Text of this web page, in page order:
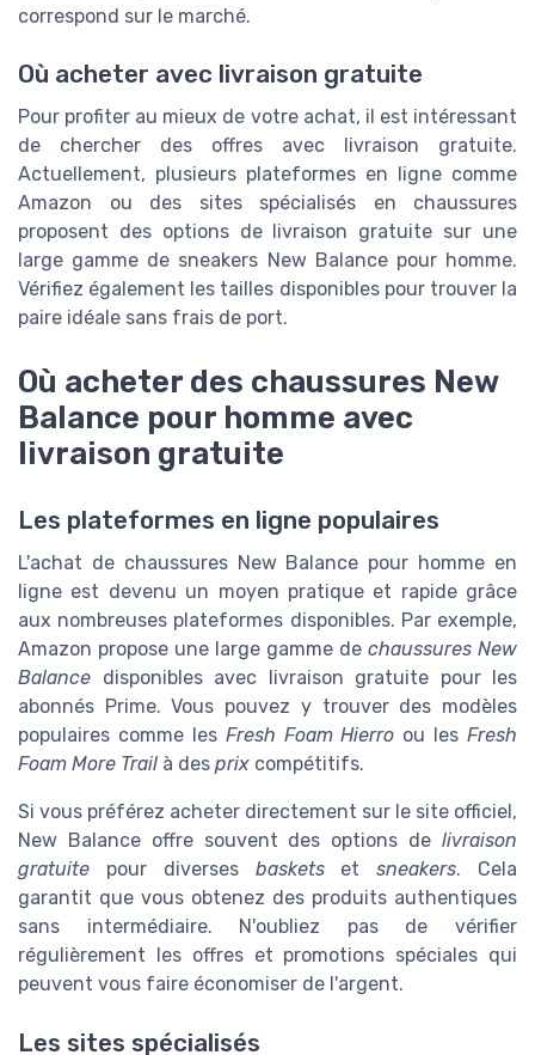
correspond sur le marché.
Où acheter avec livraison gratuite
Pour profiter au mieux de votre achat, il est intéressant
de chercher des offres avec livraison gratuite.
Actuellement, plusieurs plateformes en ligne comme
Amazon ou des sites spécialisés en chaussures
proposent des options de livraison gratuite sur une
large gamme de sneakers New Balance pour homme.
Vérifiez également les tailles disponibles pour trouver la
paire idéale sans frais de port.
Où acheter des chaussures New
Balance pour homme avec
livraison gratuite
Les plateformes en ligne populaires
L'achat de chaussures New Balance pour homme en
ligne est devenu un moyen pratique et rapide grâce
aux nombreuses plateformes disponibles. Par exemple,
Amazon propose une large gamme de chaussures New
Balance disponibles avec livraison gratuite pour les
abonnés Prime. Vous pouvez y trouver des modèles
populaires comme les Fresh Foam Hierro ou les Fresh
Foam More Trail à des prix compétitifs.
Si vous préférez acheter directement sur le site officiel,
New Balance offre souvent des options de livraison
gratuite pour diverses basketsetsneakers. Cela
garantit que vous obtenez des produits authentiques
sans intermédiaire. N'oubliez pas de vérifier
régulièrement les offres et promotions spéciales qui
peuvent vous faire économiser de l'argent.
Les sites spécialisés